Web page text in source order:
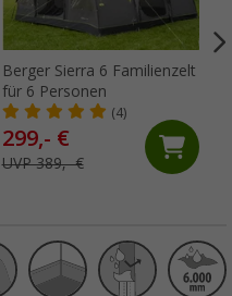
Berger Sierra 6 Familienzelt
für 6 Personen
(4)
299,- €
UVP 389,- €